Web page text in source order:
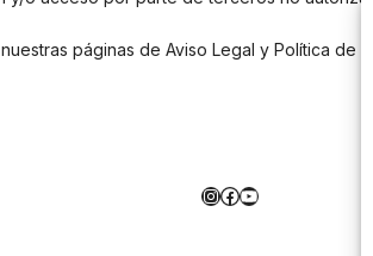
páginas de Aviso Legal y Política de
Instagram
Facebook
YouTube